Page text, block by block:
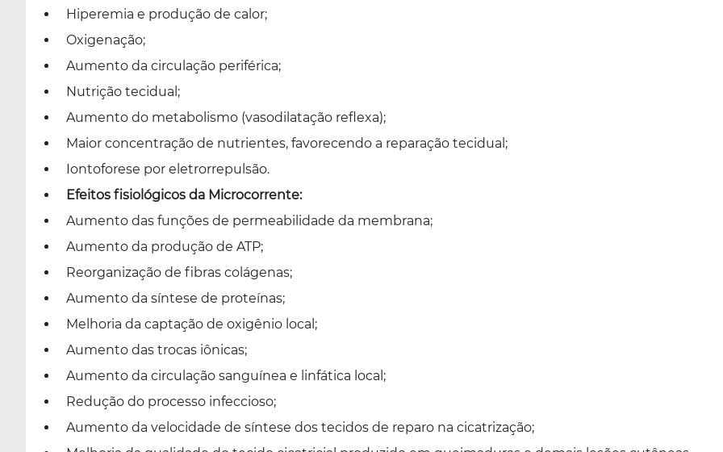
Hiperemia e produção de calor;
Oxigenação;
Aumento da circulação periférica;
Nutrição tecidual;
Aumento do metabolismo (vasodilatação reflexa);
Maior concentração de nutrientes, favorecendo a reparação tecidual;
Iontoforese por eletrorrepulsão.
Efeitos fisiológicos da Microcorrente:
Aumento das funções de permeabilidade da membrana;
Aumento da produção de ATP;
Reorganização de fibras colágenas;
Aumento da síntese de proteínas;
Melhoria da captação de oxigênio local;
Aumento das trocas iônicas;
Aumento da circulação sanguínea e linfática local;
Redução do processo infeccioso;
Aumento da velocidade de síntese dos tecidos de reparo na cicatrização;